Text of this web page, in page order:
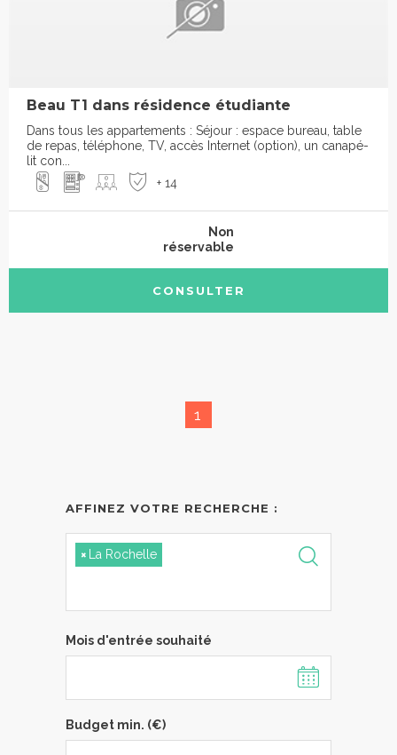
Beau T1 dans résidence étudiante
Dans tous les appartements : Séjour : espace bureau, table
de repas, téléphone, TV, accès Internet (option), un canapé-
lit con...
+ 14
Non
réservable
CONSULTER
1
AFFINEZ VOTRE RECHERCHE :
× La Rochelle
Mois d'entrée souhaité
Budget min. (€)